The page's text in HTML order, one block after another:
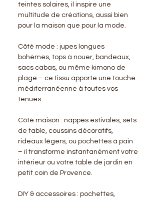
teintes solaires, il inspire une
multitude de créations, aussi bien
pour la maison que pour la mode.
Côté mode : jupes longues
bohèmes, tops à nouer, bandeaux,
sacs cabas, ou même kimono de
plage – ce tissu apporte une touche
méditerranéenne à toutes vos
tenues.
Côté maison : nappes estivales, sets
de table, coussins décoratifs,
rideaux légers, ou pochettes à pain
– il transforme instantanément votre
intérieur ou votre table de jardin en
petit coin de Provence.
DIY & accessoires : pochettes,